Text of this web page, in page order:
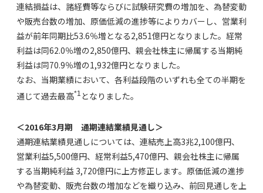
連結損益は、諸経費等ならびに試験研究費の増加を、為替変動
や販売台数の増加、原価低減の進捗等によりカバーし、営業利
益が前年同期比53.6％増となる2,851億円となりました。経常
利益は同62.0％増の2,850億円、親会社株主に帰属する当期純
利益は同70.9％増の1,932億円となりました。
なお、当期業績において、各利益段階のいずれも全ての半期を
通じて過去最高*1 となりました。
＜2016年3月期 通期連結業績見通し＞
通期連結業績見通しについては、連結売上高3兆2,100億円、
営業利益5,500億円、経常利益5,470億円、親会社株主に帰属
する当期純利益 3,720億円に上方修正します。原価低減の進捗
や為替変動、販売台数の増加などを織り込み、前回見通しを上